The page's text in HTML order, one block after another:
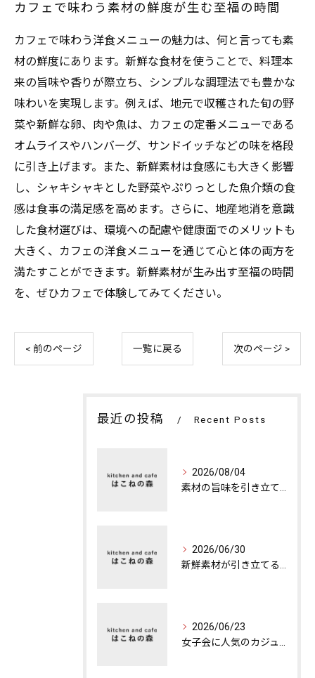
カフェで味わう素材の鮮度が生む至福の時間
カフェで味わう洋食メニューの魅力は、何と言っても素
材の鮮度にあります。新鮮な食材を使うことで、料理本
来の旨味や香りが際立ち、シンプルな調理法でも豊かな
味わいを実現します。例えば、地元で収穫された旬の野
菜や新鮮な卵、肉や魚は、カフェの定番メニューである
オムライスやハンバーグ、サンドイッチなどの味を格段
に引き上げます。また、新鮮素材は食感にも大きく影響
し、シャキシャキとした野菜やぷりっとした魚介類の食
感は食事の満足感を高めます。さらに、地産地消を意識
した食材選びは、環境への配慮や健康面でのメリットも
大きく、カフェの洋食メニューを通じて心と体の両方を
満たすことができます。新鮮素材が生み出す至福の時間
を、ぜひカフェで体験してみてください。
< 前のページ 一覧に戻る 次のページ >
最近の投稿 Recent Posts
2026/08/04
2026/06/30
2026/06/23